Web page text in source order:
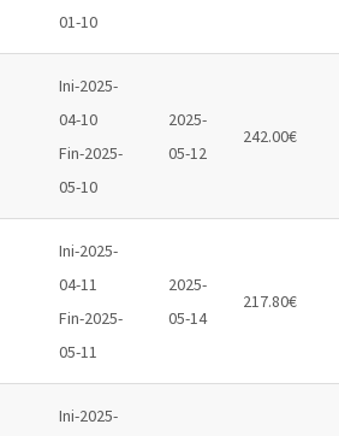
01-10
Ini-2025-
04-10
Fin-2025-
05-10
2025-
05-12
242.00€
Ini-2025-
04-11
Fin-2025-
05-11
2025-
05-14
217.80€
Ini-2025-